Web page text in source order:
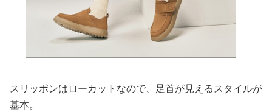
スリッポンはローカットなので、足首が見えるスタイルが
基本。